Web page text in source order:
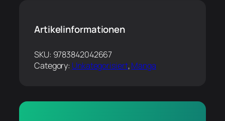
Artikelinformationen
SKU: 9783842042667
Category: Unkategorisiert, Manga